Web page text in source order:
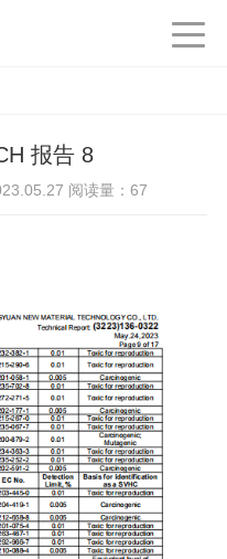
报告 8
阅读量： 67